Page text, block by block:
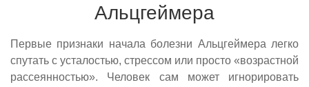
Альцгеймера
Первые признаки начала болезни Альцгеймера легко
спутать с усталостью, стрессом или просто «возрастной
рассеянностью». Человек сам может игнорировать